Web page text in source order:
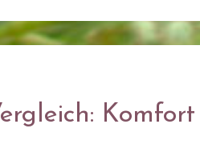
Komfort